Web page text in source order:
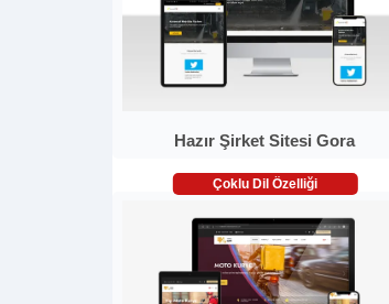
Hazır Şirket Sitesi Gora
Çoklu Dil Özelliği